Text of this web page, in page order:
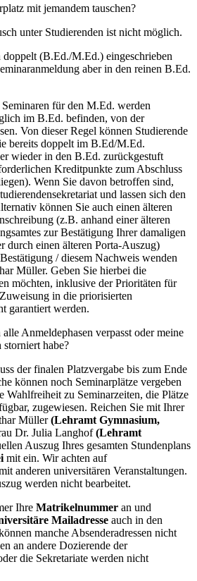
mit jemandem tauschen?
unter Studierenden ist nicht möglich.
doppelt (B.Ed./M.Ed.) eingeschrieben
aber in den reinen B.Ed.
für den M.Ed. werden
im B.Ed. befinden, von der
Von dieser Regel können Studierende
bereits doppelt im B.Ed/M.Ed.
wieder in den B.Ed. zurückgestuft
Kreditpunkte zum Abschluss
Wenn Sie davon betroffen sind,
und lassen sich den
können Sie auch einen älteren
(z.B. anhand einer älteren
zur Bestätigung Ihrer damaligen
durch einen älteren Porta-Auszug)
/ diesem Nachweis wenden
Müller. Geben Sie hierbei die
möchten, inklusive der Prioritäten für
in die priorisierten
garantiert werden.
Anmeldephasen verpasst oder meine
habe?
der finalen Platzvergabe bis zum Ende
können noch Seminarplätze vergeben
Wahlfreiheit zu Seminarzeiten, die Plätze
zugewiesen. Reichen Sie mit Ihrer
Müller(Lehramt Gymnasium,
Dr. Julia Langhof(Lehramt
Auszug Ihres gesamten Stundenplans
mit ein. Wir achten auf
anderen universitären Veranstaltungen.
werden nicht bearbeitet.
Ihre Matrikelnummer an und
Mailadresse auch in den
manche Absenderadressen nicht
an andere Dozierende der
die Sekretariate werden nicht